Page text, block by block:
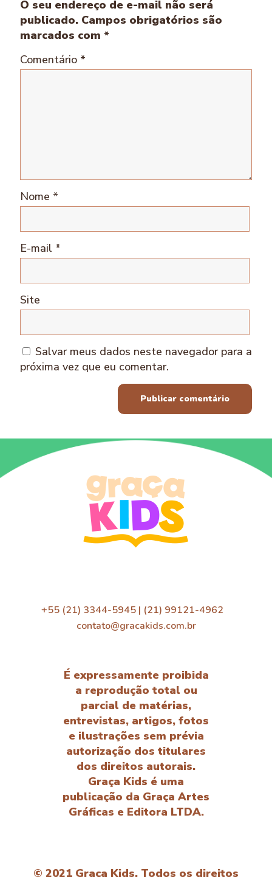
O seu endereço de e-mail não será
publicado. Campos obrigatórios são
marcados com *
Comentário *
Nome *
E-mail *
Site
Salvar meus dados neste navegador para a
próxima vez que eu comentar.
+55 (21) 3344-5945 | (21) 99121-4962
contato@gracakids.com.br
É expressamente proibida
a reprodução total ou
parcial de matérias,
entrevistas, artigos, fotos
e ilustrações sem prévia
autorização dos titulares
dos direitos autorais.
Graça Kids é uma
publicação da Graça Artes
Gráficas e Editora LTDA.
© 2021 Graça Kids. Todos os direitos